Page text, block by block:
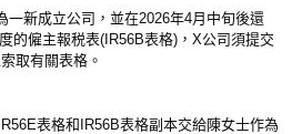
一新成立公司，並在2026年4月中旬後還
的僱主報税表(IR56B表格)，X公司須提交
取有關表格。
表格和IR56B表格副本交給陳女士作為